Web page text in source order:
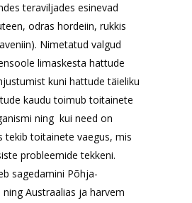
teraviljades esinevad
odras hordeiin, rukkis
Nimetatud valgud
limaskesta hattude
kuni hattude täieliku
kaudu toimub toitainete
ning kui need on
tekib toitainete vaegus, mis
probleemide tekkeni.
sagedamini Põhja-
ning Austraalias ja harvem